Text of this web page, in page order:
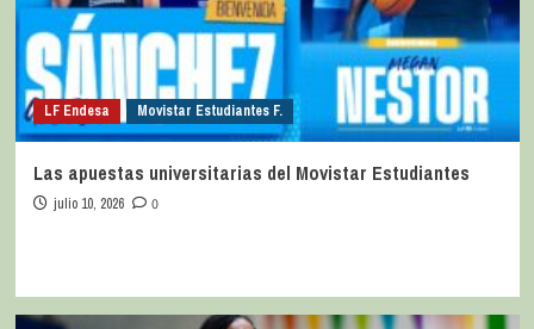
LF Endesa Movistar Estudiantes F.
Las apuestas universitarias del Movistar Estudiantes
julio 10, 2026 0